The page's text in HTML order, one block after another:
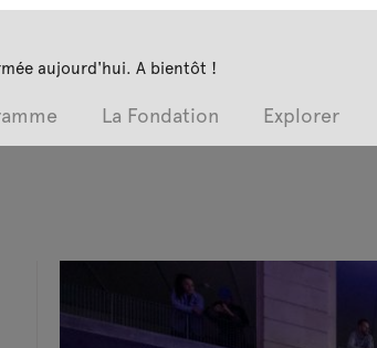
aujourd'hui. A bientôt !
La Fondation Explorer